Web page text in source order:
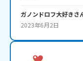
ガノンドロフ大好きさ
2023年6月2日